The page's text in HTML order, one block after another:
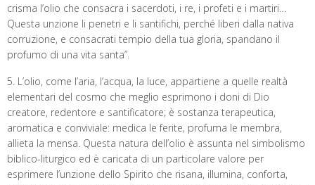
crisma l’olio che consacra i sacerdoti, i re, i profeti e i martiri…
Questa unzione li penetri e li santifichi, perché liberi dalla nativa
corruzione, e consacrati tempio della tua gloria, spandano il
profumo di una vita santa”.
5. L’olio, come l’aria, l’acqua, la luce, appartiene a quelle realtà
elementari del cosmo che meglio esprimono i doni di Dio
creatore, redentore e santificatore; è sostanza terapeutica,
aromatica e conviviale: medica le ferite, profuma le membra,
allieta la mensa. Questa natura dell’olio è assunta nel simbolismo
biblico-liturgico ed è caricata di un particolare valore per
esprimere l’unzione dello Spirito che risana, illumina, conforta,